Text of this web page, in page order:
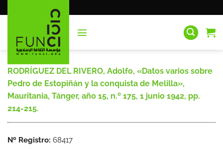
al
RODRÍGUEZ DEL RIVERO, Adolfo, «Datos varios sobre
Pedro de Estopiñán y la conquista de Melilla»,
Mauritania, Tánger, año 15, n.º 175, 1 junio 1942, pp.
214-215.
Nº Registro: 68417